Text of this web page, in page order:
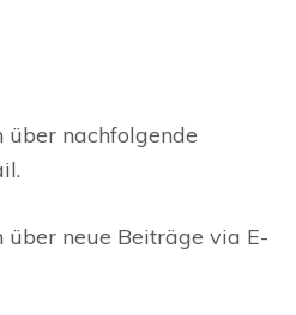
über nachfolgende
über neue Beiträge via E-